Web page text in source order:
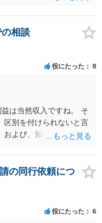
相談
役にたった 8
は当然収入ですね。 そ
区別を付けられないと言
および、知事、および、
の同行依頼につ
役にたった 6